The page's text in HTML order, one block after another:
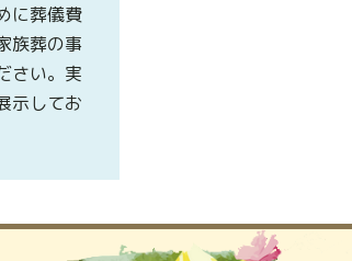
に葬儀費
族葬の事
さい。実
示してお